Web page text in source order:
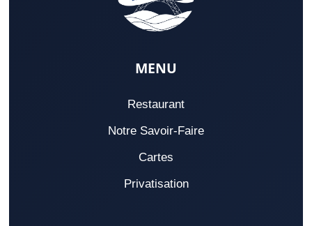
MENU
Restaurant
Notre Savoir-Faire
Cartes
Privatisation